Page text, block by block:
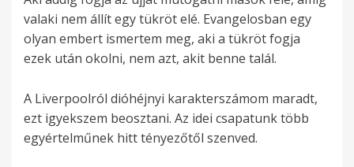
valaki nem állít egy tükröt elé. Evangelosban egy
olyan embert ismertem meg, aki a tükröt fogja
ezek után okolni, nem azt, akit benne talál.
A Liverpoolról dióhéjnyi karakterszámom maradt,
ezt igyekszem beosztani. Az idei csapatunk több
egyértelműnek hitt tényezőtől szenved.